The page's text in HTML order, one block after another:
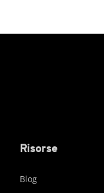
Risorse
Blog